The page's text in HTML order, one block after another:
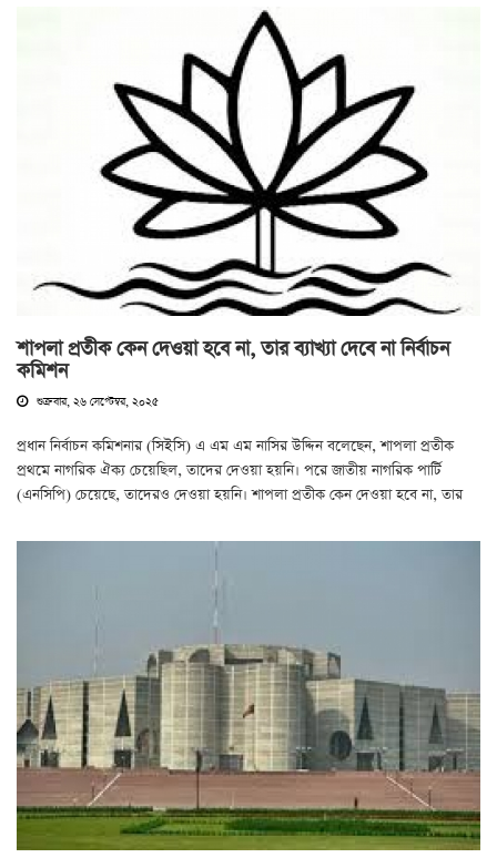
শাপলা প্রতীক কেন দেওয়া হবে না, তার ব্যাখ্যা দেবে না নির্বাচন
কমিশন
শুক্রবার, ২৬ সেপ্টেম্বর, ২০২৫
প্রধান নির্বাচন কমিশনার (সিইসি) এ এম এম নাসির উদ্দিন বলেছেন, শাপলা প্রতীক
প্রথমে নাগরিক ঐক্য চেয়েছিল, তাদের দেওয়া হয়নি। পরে জাতীয় নাগরিক পার্টি
(এনসিপি) চেয়েছে, তাদেরও দেওয়া হয়নি। শাপলা প্রতীক কেন দেওয়া হবে না, তার